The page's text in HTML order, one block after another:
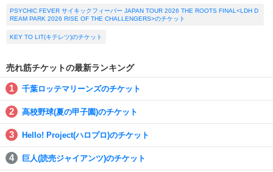
PSYCHIC FEVER サイキックフィーバー JAPAN TOUR 2026 THE ROOTS FINAL<LDH D
REAM PARK 2026 RISE OF THE CHALLENGERS>のチケット
KEY TO LIT(キテレツ)のチケット
売れ筋チケットの最新ランキング
千葉ロッテマリーンズのチケット
高校野球(夏の甲子園)のチケット
Hello! Project(ハロプロ)のチケット
巨人(読売ジャイアンツ)のチケット